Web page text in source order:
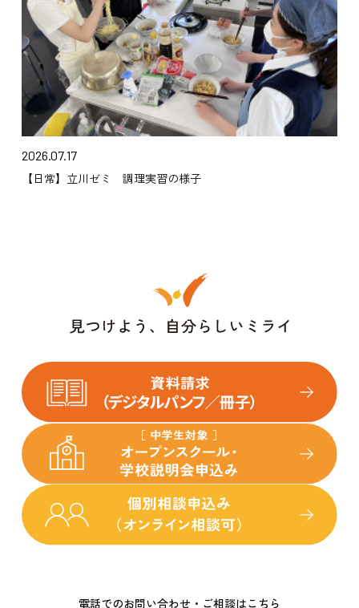
2026.07.17
【日常】立川ゼミ 調理実習の様子
電話でのお問い合わせ・ご相談はこちら